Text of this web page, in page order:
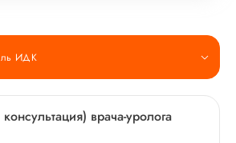
ИДК
врача-уролога